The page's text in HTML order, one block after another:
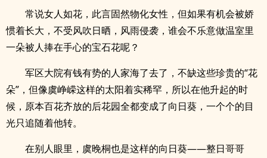
常说女人如花，此言固然物化女性，但如果有机会被娇
惯着长大，不受风吹日晒，风雨侵袭，谁会不乐意做温室里
一朵被人捧在手心的宝石花呢？
军区大院有钱有势的人家海了去了，不缺这些珍贵的“花
朵”，但像虞峥嵘这样的太阳着实稀罕，所以在他升起的时
候，原本百花齐放的后花园全都变成了向日葵，一个个的目
光只追随着他转。
在别人眼里，虞晚桐也是这样的向日葵——整日哥哥